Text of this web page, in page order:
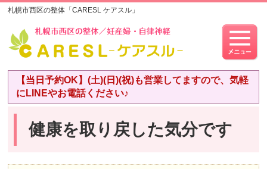
札幌市西区の整体「CARESL ケアスル」
【当日予約OK】(土)(日)(祝)も営業してますので、気軽
にLINEやお電話ください♪
健康を取り戻した気分です